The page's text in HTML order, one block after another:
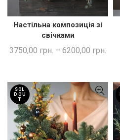
ШВИДКА ПОКУПКА
Настільна композиція зі
свічками
3750,00 грн. – 6200,00 грн.
SOL
D OU
T